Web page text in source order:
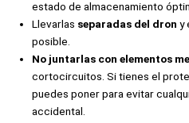
estado de almacenamiento
Llevarlas separadas del dron y
posible.
No juntarlas con elementos
cortocircuitos. Si tienes el
puedes poner para evitar
accidental.